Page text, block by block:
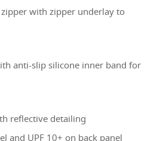
with zipper underlay to
anti-slip silicone inner band for
reflective detailing
and UPF 10+ on back panel